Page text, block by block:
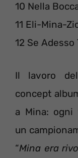
10 Nella
11 Eli-Mina-
12 Se Adesso
Il lavoro
concept
a Mina: ogni
un
“Mina era